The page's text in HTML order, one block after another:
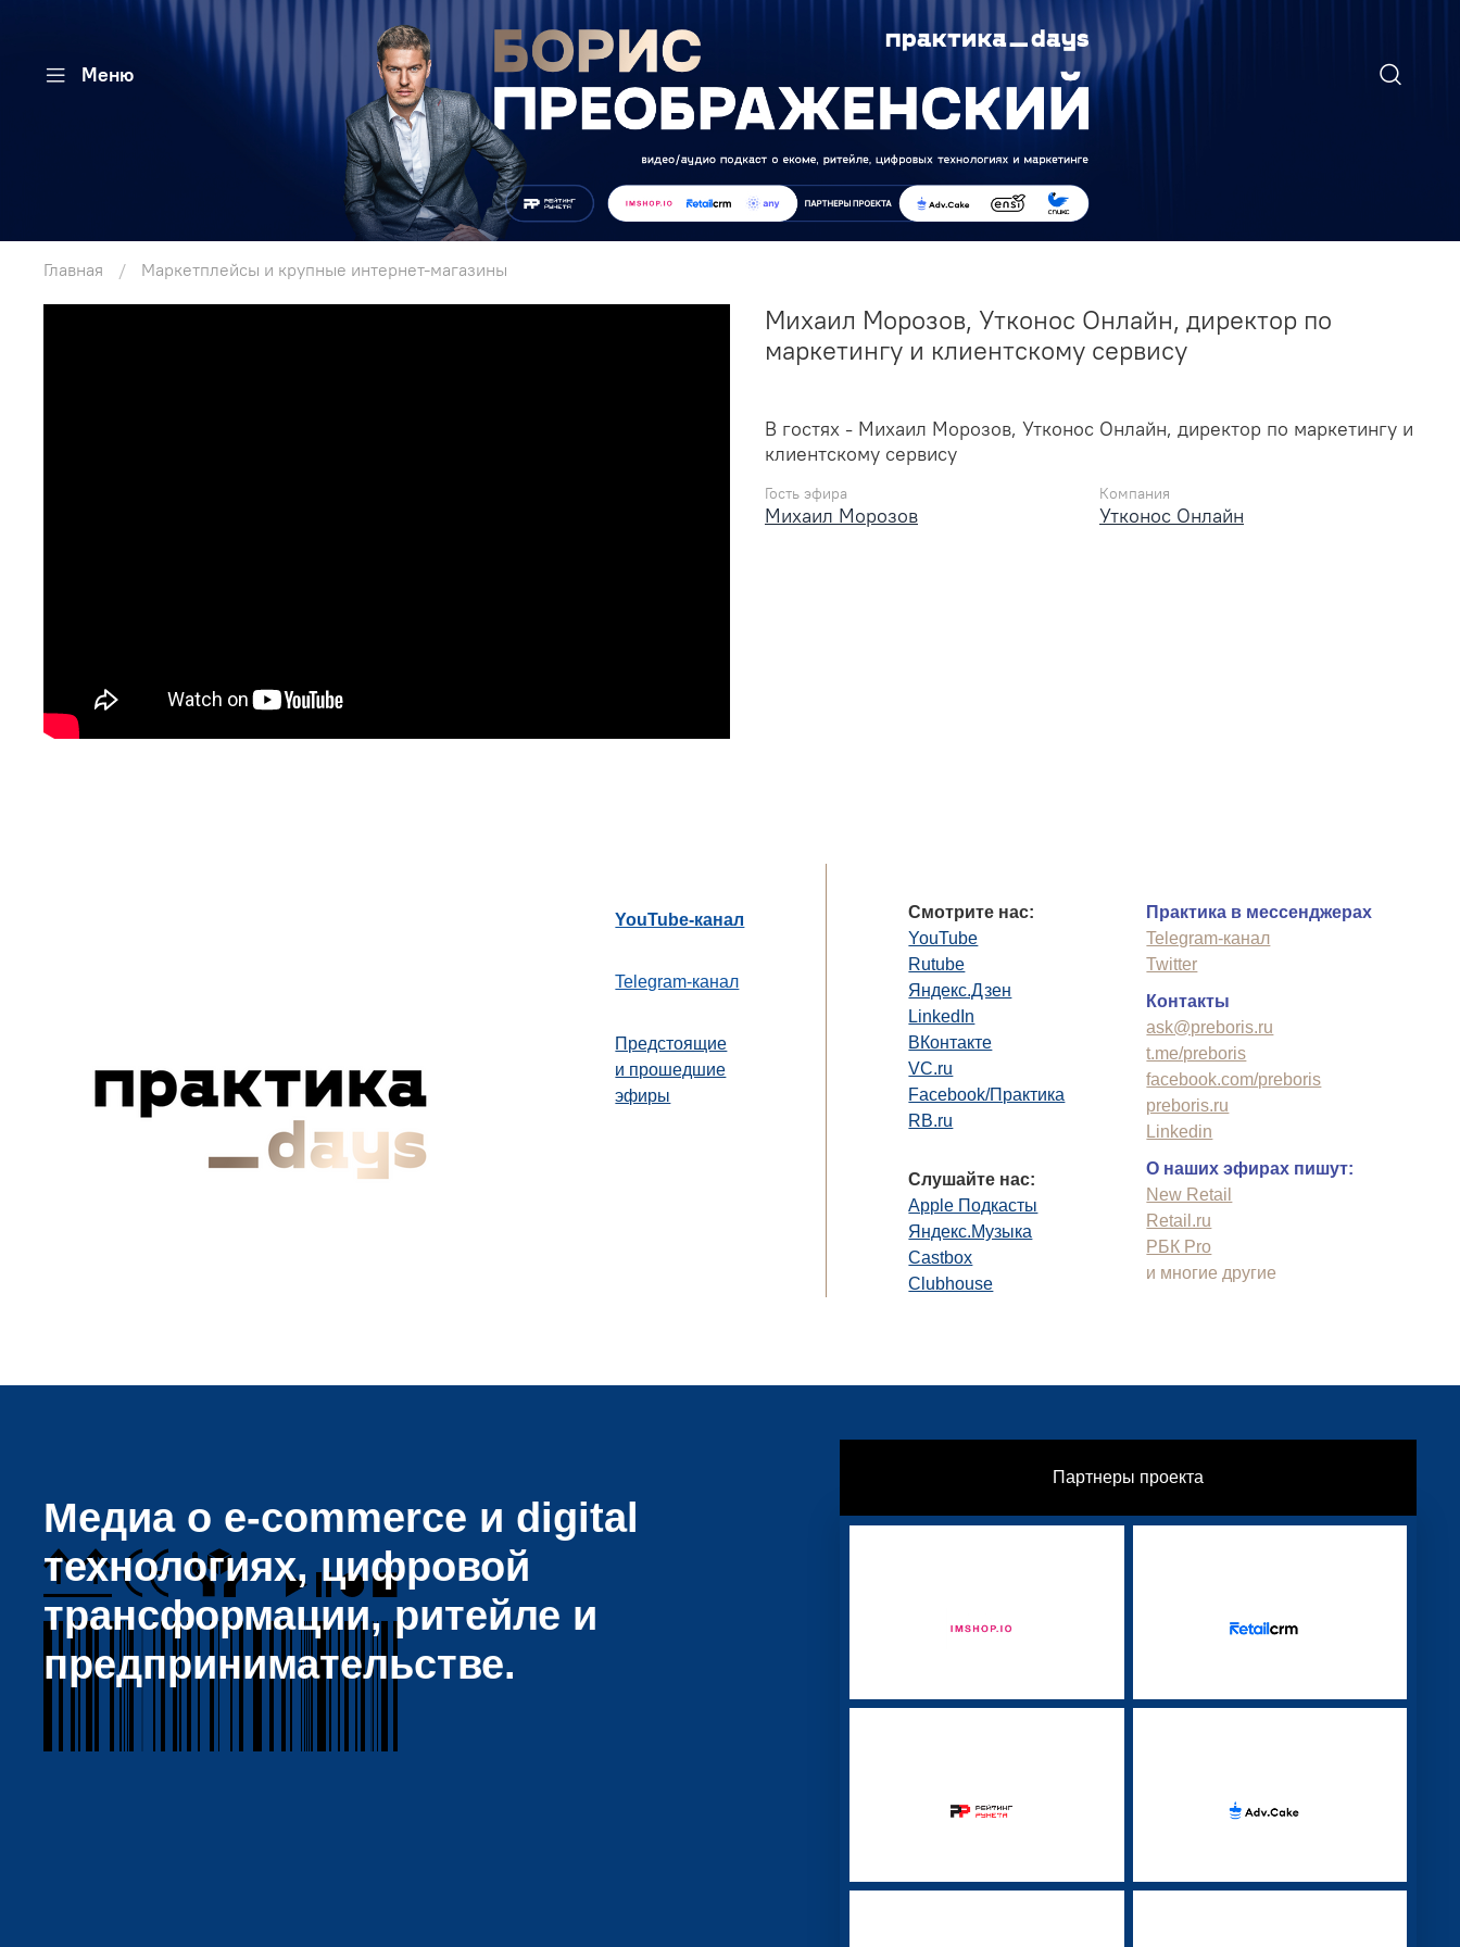
Меню
Главная Маркетплейсы и крупные интернет-магазины
Михаил Морозов, Утконос Онлайн, директор по
маркетингу и клиентскому сервису
В гостях - Михаил Морозов, Утконос Онлайн, директор по маркетингу и
клиентскому сервису
Гость эфира
Михаил Морозов
Компания
Утконос Онлайн
YouTube-канал
Telegram-канал
Предстоящие
и прошедшие
эфиры
Смотрите нас:
YouTube
Rutube
Яндекс.Дзен
LinkedIn
ВКонтакте
VC.ru
Facebook/Практика
RB.ru
Слушайте нас:
Apple Подкасты
Яндекс.Музыка
Castbox
Clubhouse
Практика в мессенджерах
Telegram-канал
Twitter
Контакты
ask@preboris.ru
t.me/preboris
facebook.com/preboris
preboris.ru
Linkedin
О наших эфирах пишут:
New Retail
Retail.ru
РБК Pro
и многие другие
Партнеры проекта
Медиа о e-commerce и digital
технологиях, цифровой
трансформации, ритейле и
предпринимательстве.